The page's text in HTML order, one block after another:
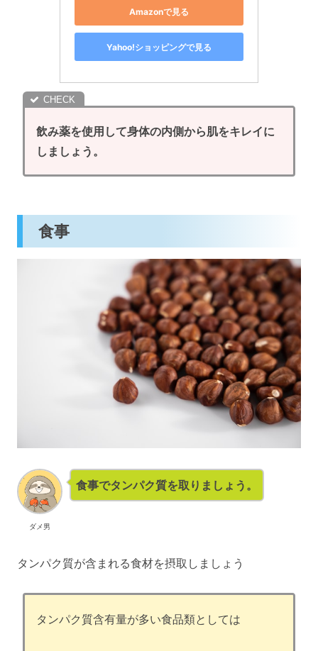
Amazonで見る
Yahoo!ショッピングで見る
飲み薬を使用して身体の内側から肌をキレイに
しましょう。
食事
ダメ男
食事でタンパク質を取りましょう。
タンパク質が含まれる食材を摂取しましょう
タンパク質含有量が多い食品類としては